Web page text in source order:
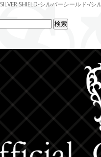
SILVER SHIELD-シルバーシールド-/